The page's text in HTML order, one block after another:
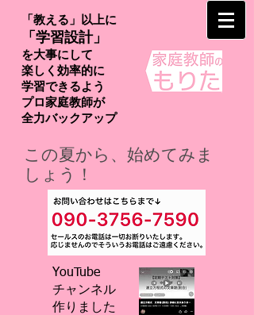
「教える」以上に
「学習設計」
を大事にして
楽しく効率的に
学習できるよう
プロ家庭教師が
​全力バックアップ
この夏から、始めてみま
しょう！
YouTube
チャンネル
​作りました